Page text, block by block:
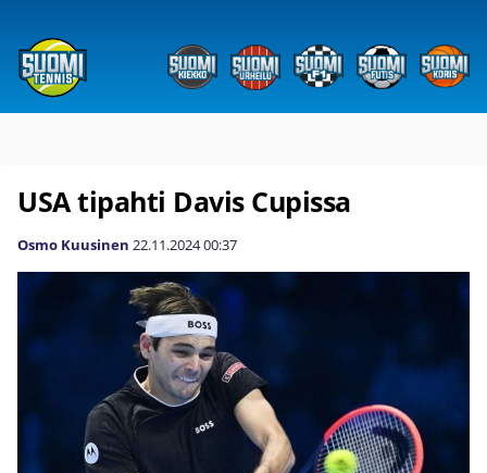
USA tipahti Davis Cupissa
Osmo Kuusinen 22.11.202400:37